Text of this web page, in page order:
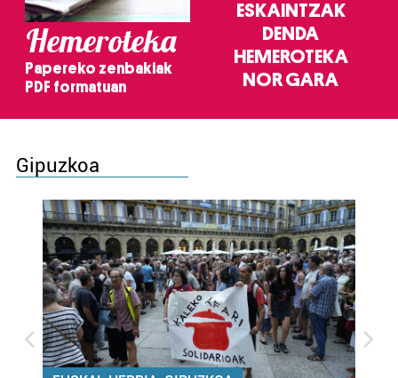
Hemeroteka
Papereko zenbakiak
PDF formatuan
ESKAINTZAK
DENDA
HEMEROTEKA
NOR GARA
Gipuzkoa